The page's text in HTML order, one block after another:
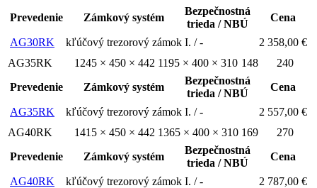
Prevedenie
Zámkový systém
Bezpečnostná
trieda / NBÚ
Cena
AG30RK kľúčový trezorový zámok I. / -
2 358,00 €
AG35RK
1245 × 450 × 442 1195 × 400 × 310 148
240
Prevedenie
Zámkový systém
Bezpečnostná
trieda / NBÚ
Cena
AG35RK kľúčový trezorový zámok I. / -
2 557,00 €
AG40RK
1415 × 450 × 442 1365 × 400 × 310 169
270
Prevedenie
Zámkový systém
Bezpečnostná
trieda / NBÚ
Cena
AG40RK kľúčový trezorový zámok I. / -
2 787,00 €